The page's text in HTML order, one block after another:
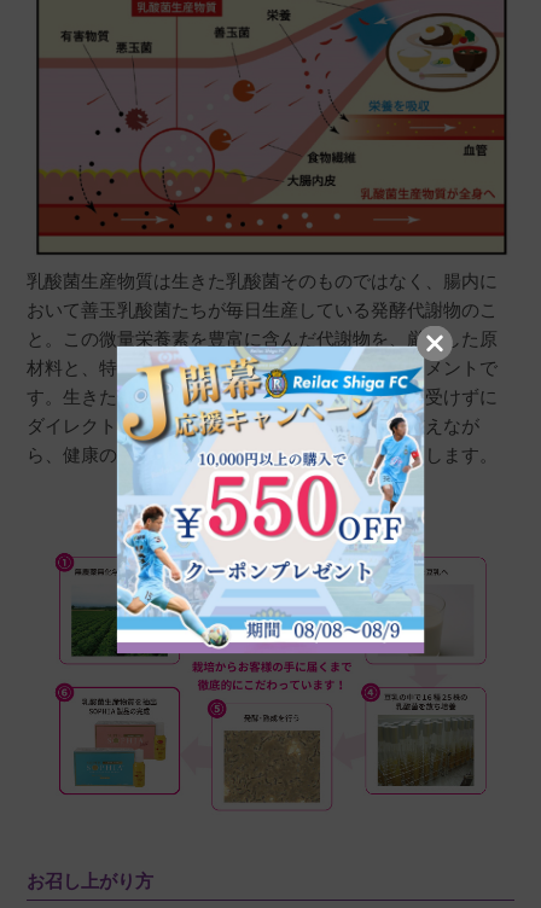
乳酸菌生産物質は生きた乳酸菌そのものではなく、腸内に
おいて善玉乳酸菌たちが毎日生産している発酵代謝物のこ
と。この微量栄養素を豊富に含んだ代謝物を、厳選した原
材料と、特殊な培養技術を用いて再現したサプリメントで
す。生きた乳酸菌とは異なり胃酸や胆汁の影響を受けずに
ダイレクトに腸まで届き吸収され、腸内環境を整えなが
ら、健康の要である「腸内フローラ」をサポートします。
乳酸菌生産物質の製造過程
お召し上がり方